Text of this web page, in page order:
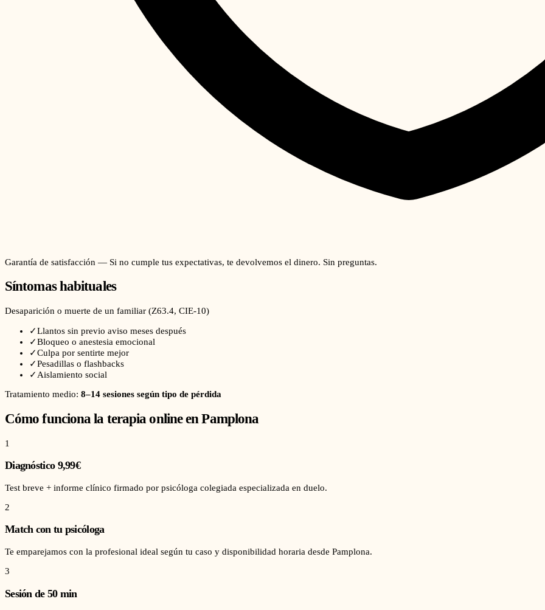
Garantía de satisfacción — Si no cumple tus expectativas, te devolvemos el dinero. Sin preguntas.
Síntomas habituales
Desaparición o muerte de un familiar (Z63.4, CIE-10)
✓Llantos sin previo aviso meses después
✓Bloqueo o anestesia emocional
✓Culpa por sentirte mejor
✓Pesadillas o flashbacks
✓ Aislamiento social
Tratamiento medio: 8–14 sesiones según tipo de pérdida
Cómo funciona la terapia online enPamplona
1
Diagnóstico 9,99€
Test breve + informe clínico firmado por psicóloga colegiada especializada en duelo.
2
Match con tu psicóloga
Te emparejamos con la profesional ideal según tu caso y disponibilidad horaria desde Pamplona.
3
Sesión de 50 min